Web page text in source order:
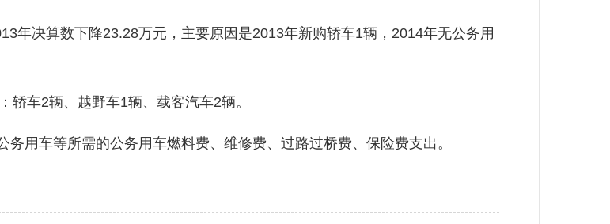
决算数下降23.28万元，主要原因是2013年新购轿车1辆，2014年无公务用
车2辆、越野车1辆、载客汽车2辆。
车等所需的公务用车燃料费、维修费、过路过桥费、保险费支出。